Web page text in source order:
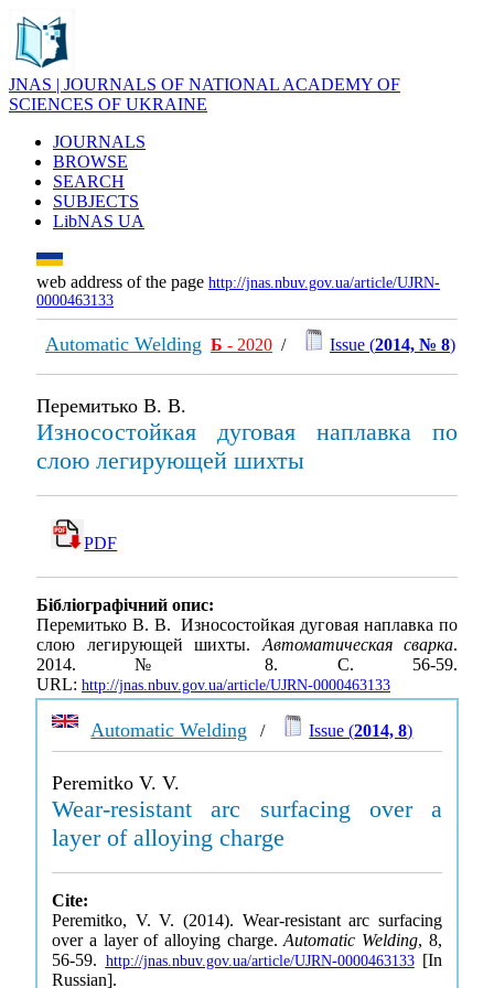
JNAS | JOURNALS OF NATIONAL ACADEMY OF
SCIENCES OF UKRAINE
JOURNALS
BROWSE
SEARCH
SUBJECTS
LibNAS UA
web address of the page http://jnas.nbuv.gov.ua/article/UJRN-
0000463133
Automatic Welding Б - 2020 / Issue (2014, № 8)
Перемитько В. В.
Износостойкая дуговая наплавка по
слою легирующей шихты
PDF
Бібліографічний опис:
Перемитько В. В. Износостойкая дуговая наплавка по
слою легирующей шихты.Автоматическая сварка.
2014. № 8. С. 56-59.
URL: http://jnas.nbuv.gov.ua/article/UJRN-0000463133
Automatic Welding / Issue (2014, 8)
Peremitko V. V.
Wear-resistant arc surfacing over a
layer of alloying charge
Cite:
Peremitko, V. V. (2014). Wear-resistant arc surfacing
over a layer of alloying charge.Automatic Welding, 8,
56-59. http://jnas.nbuv.gov.ua/article/UJRN-0000463133[In
Russian].